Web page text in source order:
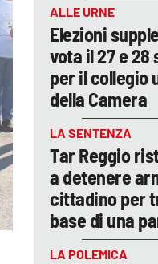
ALLE URNE
Elezioni
vota il 27 e
per il collegio
della Camera
LA SENTENZA
Tar Reggio
a detenere
cittadino per
base di una
LA POLEMICA